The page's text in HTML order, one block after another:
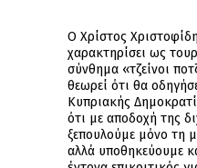
Ο Χρίστος
χαρακτηρίσει ως
σύνθημα «τζείνοι
θεωρεί ότι θα
Κυπριακής
ότι με αποδοχή της
ξεπουλούμε μόνο τη
αλλά υποθηκεύουμε